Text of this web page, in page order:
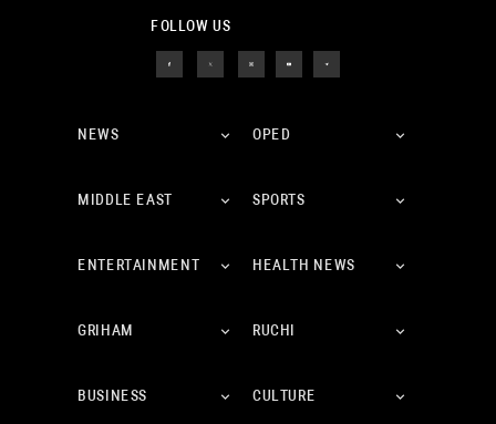
FOLLOW US
NEWS OPED
MIDDLE EAST SPORTS
ENTERTAINMENT HEALTH NEWS
GRIHAM RUCHI
BUSINESS CULTURE